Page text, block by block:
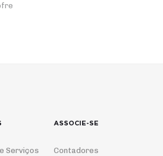
Serviços
ASSOCIE-SE
Contadores